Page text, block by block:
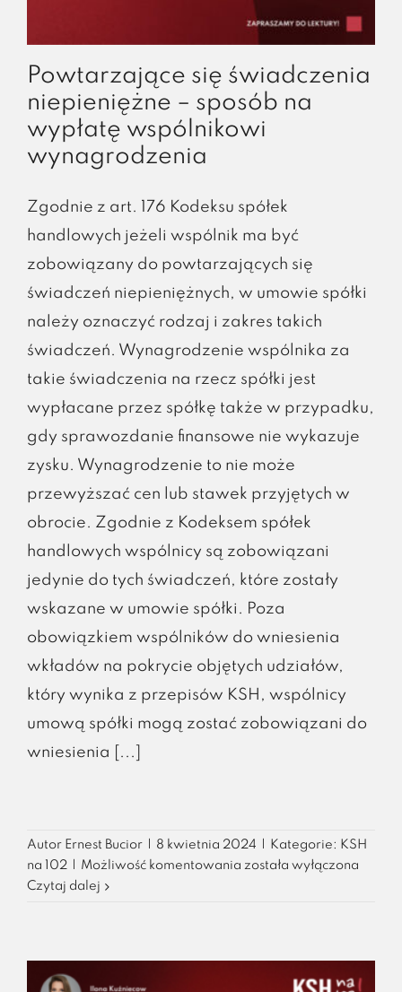
Powtarzające się świadczenia
niepieniężne – sposób na
wypłatę wspólnikowi
wynagrodzenia
Zgodnie z art. 176 Kodeksu spółek
handlowych jeżeli wspólnik ma być
zobowiązany do powtarzających się
świadczeń niepieniężnych, w umowie spółki
należy oznaczyć rodzaj i zakres takich
świadczeń. Wynagrodzenie wspólnika za
takie świadczenia na rzecz spółki jest
wypłacane przez spółkę także w przypadku,
gdy sprawozdanie finansowe nie wykazuje
zysku. Wynagrodzenie to nie może
przewyższać cen lub stawek przyjętych w
obrocie. Zgodnie z Kodeksem spółek
handlowych wspólnicy są zobowiązani
jedynie do tych świadczeń, które zostały
wskazane w umowie spółki. Poza
obowiązkiem wspólników do wniesienia
wkładów na pokrycie objętych udziałów,
który wynika z przepisów KSH, wspólnicy
umową spółki mogą zostać zobowiązani do
wniesienia [...]
Autor Ernest Bucior 8 kwietnia 2024 Kategorie: KSH
na 102
Możliwość komentowania Powtarzające
została wyłączona
Czytaj dalej